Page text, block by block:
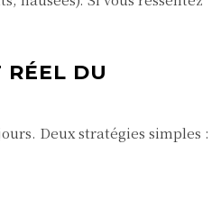
RÉEL DU
Deux stratégies simples :